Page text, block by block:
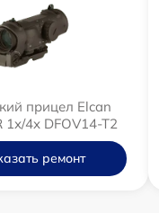
прицел Elcan
1x/4x DFOV14-T2
ремонт